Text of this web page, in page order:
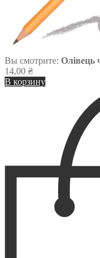
Вы смотрите: Олівець
14,00 ₴
В корзину